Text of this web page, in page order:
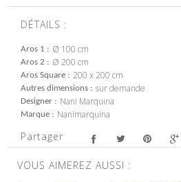
DÉTAILS :
Aros 1 Ø 100 cm
Aros 2 Ø 200 cm
Aros Square 200 x 200 cm
Autres dimensions sur demande
Designer Nani Marquina
Marque Nanimarquina
Partager
VOUS AIMEREZ AUSSI :